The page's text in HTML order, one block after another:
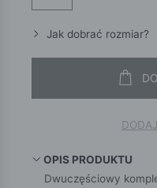
Jak dobrać rozmiar?
OPIS PRODUKTU
Dwuczęściowy